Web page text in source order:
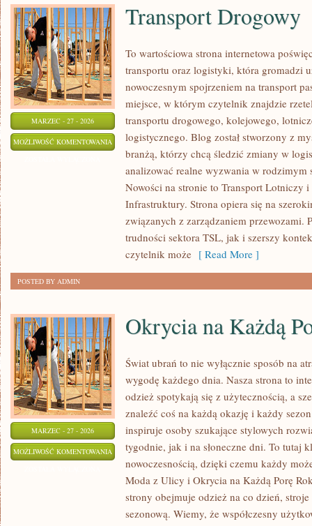
MARZEC - 27 - 2026
MOŻLIWOŚĆ KOMENTOWANIA TRANSPORT
DROGOWY
Transport Drogowy
To wartościowa strona internetowa
transportu oraz logistyki, która gromadzi
nowoczesnym spojrzeniem na transport
miejsce, w którym czytelnik znajdzie
transportu drogowego, kolejowego,
logistycznego. Blog został stworzony z
branżą, którzy chcą śledzić zmiany w
analizować realne wyzwania w rodzimym
Nowości na stronie to Transport Lotniczy
Infrastruktury. Strona opiera się na
związanych z zarządzaniem przewozami.
trudności sektora TSL, jak i szerszy
czytelnik może [ Read More ]
POSTED BY ADMIN
MARZEC - 27 - 2026
MOŻLIWOŚĆ KOMENTOWANIA OKRYCIA
KAŻDĄ
PORĘ
ROKU
Okrycia na Każdą
Świat ubrań to nie wyłącznie sposób na
wygodę każdego dnia. Nasza strona to
odzież spotykają się z użytecznością, a
znaleźć coś na każdą okazję i każdy
inspiruje osoby szukające stylowych
tygodnie, jak i na słoneczne dni. To tutaj
nowoczesnością, dzięki czemu każdy
Moda z Ulicy i Okrycia na Każdą Porę
strony obejmuje odzież na co dzień,
sezonową. Wiemy, że współczesny